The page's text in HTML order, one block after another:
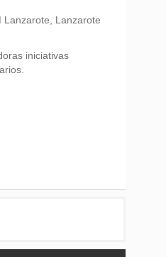
Lanzarote, Lanzarote
iniciativas